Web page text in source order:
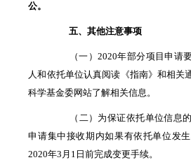
公。
五、其他注意事项
（一）2020年部分项目申请
人和依托单位认真阅读《指南》和相关
科学基金委网站了解相关信息。
（二）为保证依托单位信息的
申请集中接收期内如果有依托单位发
2020年3月1日前完成变更手续。